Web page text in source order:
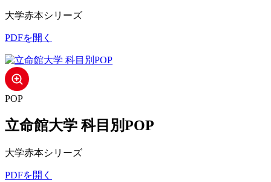
大学赤本シリーズ
PDFを開く
POP
立命館大学 科目別POP
大学赤本シリーズ
PDFを開く